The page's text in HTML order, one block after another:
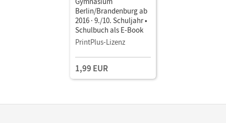
Berlin/Brandenburg ab
2016 · 9./10. Schuljahr •
Schulbuch als E-Book
PrintPlus-Lizenz
1,99 EUR